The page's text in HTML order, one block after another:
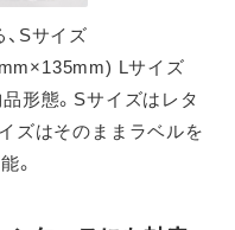
Sサイズ
Lサイズ
形態。Sサイズはレタ
ズはそのままラベルを
。